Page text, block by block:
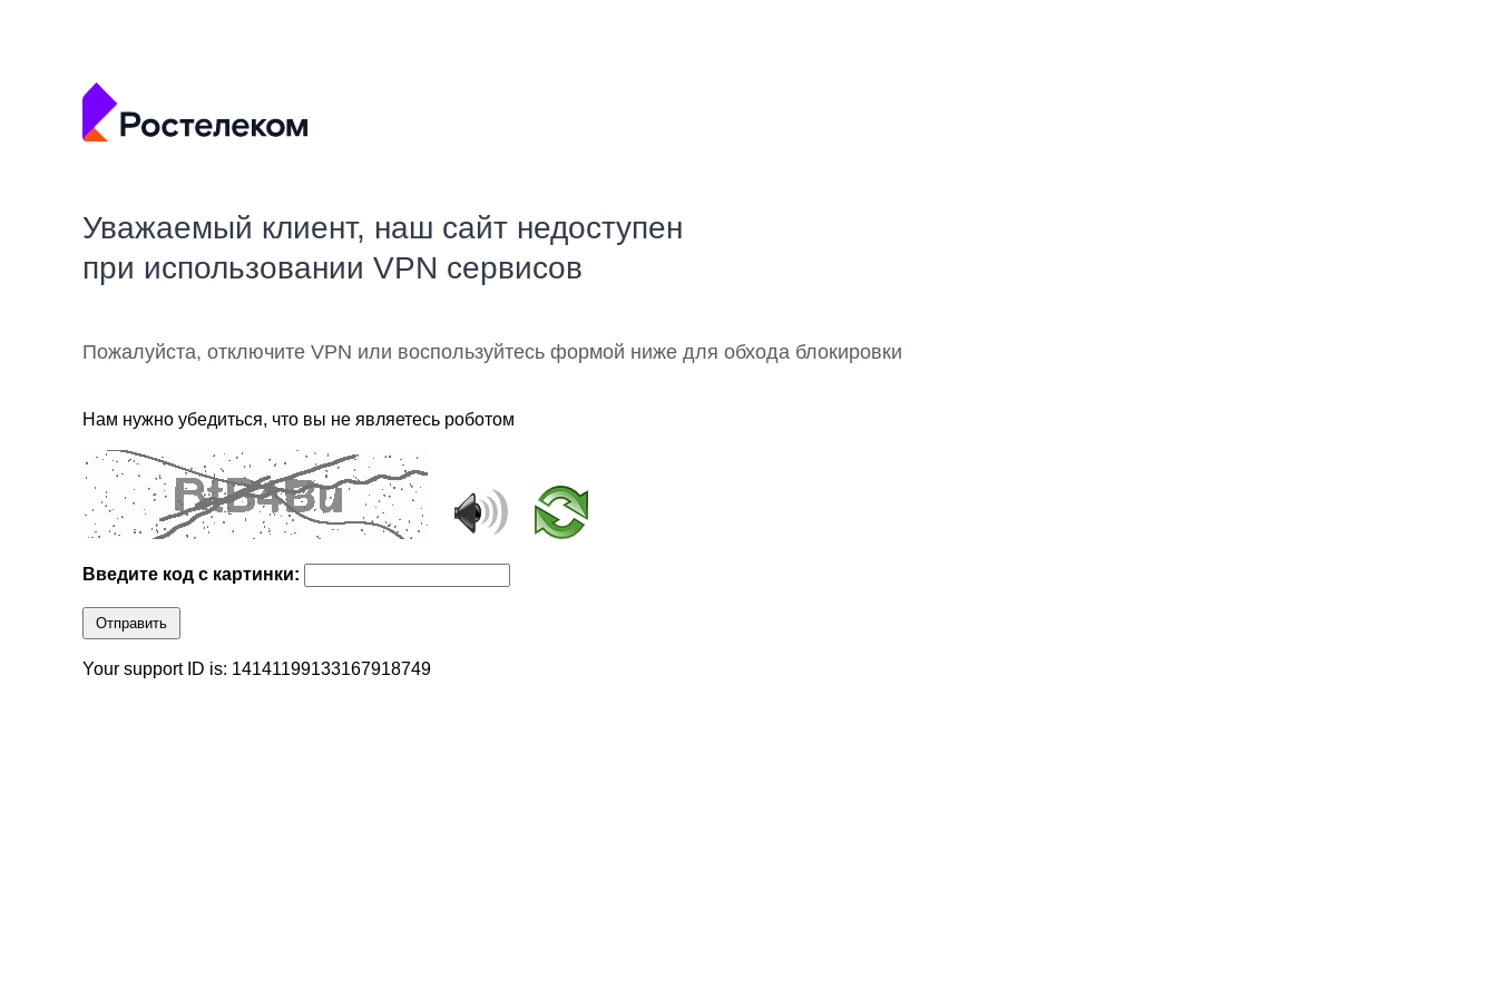
Уважаемый клиент, наш сайт недоступен
при использовании VPN сервисов
Пожалуйста, отключите VPN или воспользуйтесь формой ниже для обхода блокировки
Нам нужно убедиться, что вы не являетесь роботом
Введите код с картинки:
Отправить
Your support ID is: 14141199133167918749